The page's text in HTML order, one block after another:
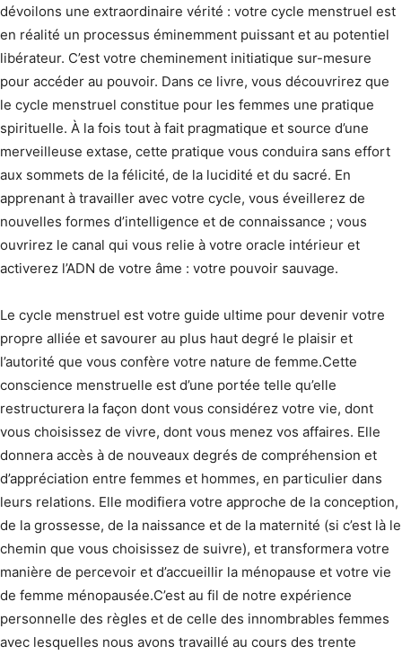
dévoilons une extraordinaire vérité : votre cycle menstruel est
en réalité un processus éminemment puissant et au potentiel
libérateur. C’est votre cheminement initiatique sur-mesure
pour accéder au pouvoir. Dans ce livre, vous découvrirez que
le cycle menstruel constitue pour les femmes une pratique
spirituelle. À la fois tout à fait pragmatique et source d’une
merveilleuse extase, cette pratique vous conduira sans effort
aux sommets de la félicité, de la lucidité et du sacré. En
apprenant à travailler avec votre cycle, vous éveillerez de
nouvelles formes d’intelligence et de connaissance ; vous
ouvrirez le canal qui vous relie à votre oracle intérieur et
activerez l’ADN de votre âme : votre pouvoir sauvage.
Le cycle menstruel est votre guide ultime pour devenir votre
propre alliée et savourer au plus haut degré le plaisir et
l’autorité que vous confère votre nature de femme.Cette
conscience menstruelle est d’une portée telle qu’elle
restructurera la façon dont vous considérez votre vie, dont
vous choisissez de vivre, dont vous menez vos affaires. Elle
donnera accès à de nouveaux degrés de compréhension et
d’appréciation entre femmes et hommes, en particulier dans
leurs relations. Elle modifiera votre approche de la conception,
de la grossesse, de la naissance et de la maternité (si c’est là le
chemin que vous choisissez de suivre), et transformera votre
manière de percevoir et d’accueillir la ménopause et votre vie
de femme ménopausée.C’est au fil de notre expérience
personnelle des règles et de celle des innombrables femmes
avec lesquelles nous avons travaillé au cours des trente